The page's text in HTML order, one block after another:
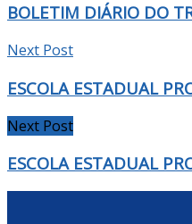
BOLETIM DIÁRIO DO
Next Post
ESCOLA ESTADUAL
Next Post
ESCOLA ESTADUAL